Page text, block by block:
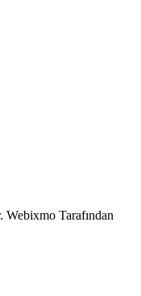
Webixmo Tarafından